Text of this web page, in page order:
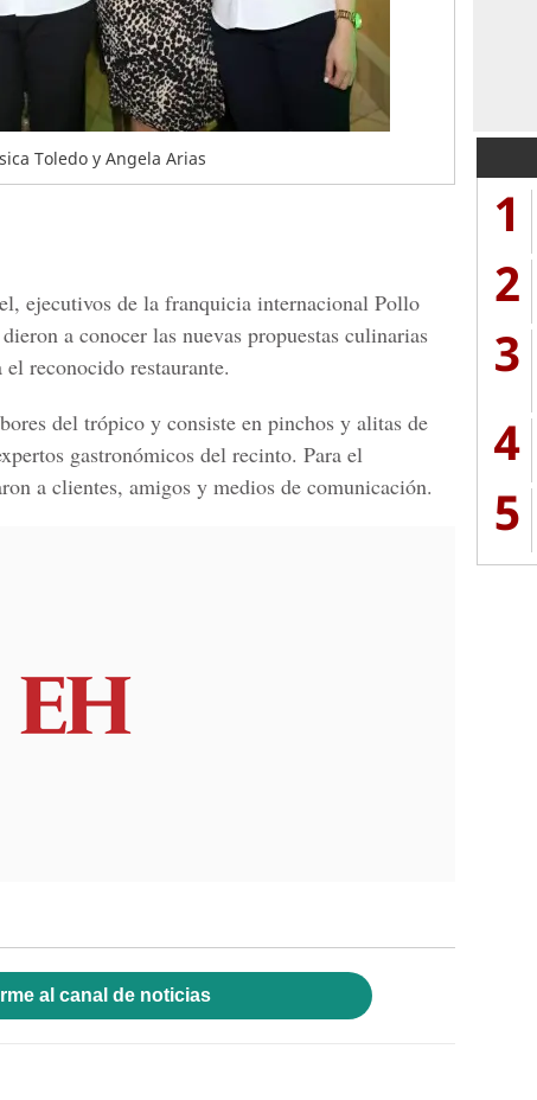
Toledo y Angela Arias
ejecutivos de la franquicia internacional Pollo
a conocer las nuevas propuestas culinarias
reconocido restaurante.
del trópico y consiste en pinchos y alitas de
gastronómicos del recinto. Para el
a clientes, amigos y medios de comunicación.
al canal de noticias
1
2
3
4
5